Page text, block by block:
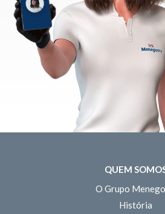
QUEM
O Grupo
História